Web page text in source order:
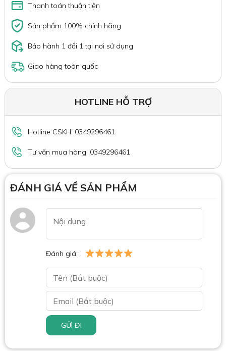
Thanh toán thuận tiện
Sản phẩm 100% chính hãng
Bảo hành 1 đổi 1 tại nơi sử dụng
Giao hàng toàn quốc
HOTLINE HỖ TRỢ
Hotline CSKH: 0349296461
Tư vấn mua hàng: 0349296461
ĐÁNH GIÁ VỀ SẢN PHẨM
Đánh giá:
GỬI ĐI